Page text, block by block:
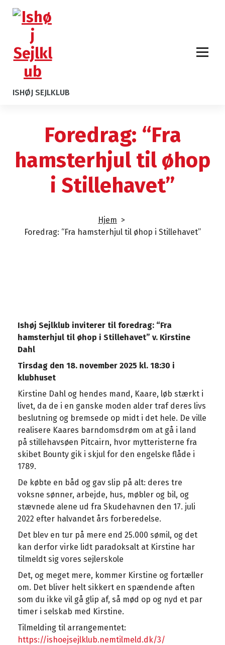
ISHØJ SEJLKLUB
Foredrag: “Fra
hamsterhjul til øhop
i Stillehavet”
Hjem >
Foredrag: “Fra hamsterhjul til øhop i Stillehavet”
Ishøj Sejlklub inviterer til foredrag: “Fra
hamsterhjul til øhop i Stillehavet” v. Kirstine
Dahl
Tirsdag den 18. november 2025 kl. 18:30 i
klubhuset
Kirstine Dahl og hendes mand, Kaare, løb stærkt i
livet, da de i en ganske moden alder traf deres livs
beslutning og bremsede op midt i det hele. De ville
realisere Kaares barndomsdrøm om at gå i land
på stillehavsøen Pitcairn, hvor mytteristerne fra
skibet Bounty gik i skjul for den engelske flåde i
1789.
De købte en båd og gav slip på alt: deres tre
voksne sønner, arbejde, hus, møbler og bil, og
stævnede alene ud fra Skudehavnen den 17. juli
2022 efter halvandet års forberedelse.
Det blev en tur på mere end 25.000 sømil, og det
kan derfor virke lidt paradoksalt at Kirstine har
tilmeldt sig vores sejlerskole
Det, og meget mere, kommer Kirstine og fortæller
om. Det bliver helt sikkert en spændende aften
som du ikke vil gå glip af, så mød op og nyd et par
timer i selskab med Kirstine.
Tilmelding til arrangementet:
https://ishoejsejlklub.nemtilmeld.dk/3/